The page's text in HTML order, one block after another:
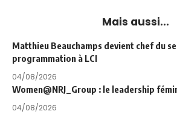
Mais aussi...
Matthieu Beauchamps devient chef du
programmation à LCI
04/08/2026
Women@NRJ_Group : le leadership
04/08/2026